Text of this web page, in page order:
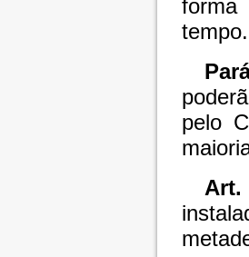
tempo.
pelo
Art.